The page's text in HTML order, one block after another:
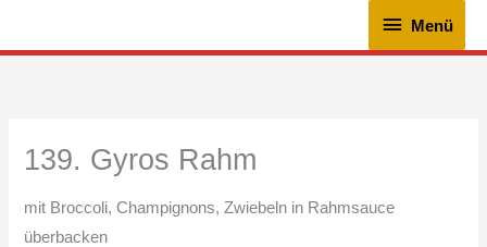
Menü
Menü
139. Gyros Rahm
mit Broccoli, Champignons, Zwiebeln in Rahmsauce
überbacken